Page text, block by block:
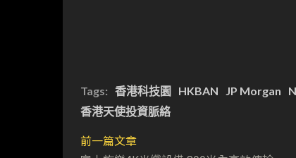
Tags: 香港科技園 HKBAN JP Morgan
香港天使投資脈絡
前一篇文章